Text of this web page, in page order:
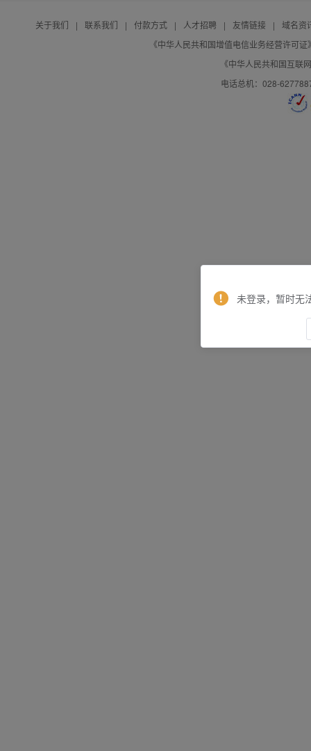
关于我们 | 联系我们 | 付款方式 | 人才招聘 | 友情链接 |
域名资
《中华人民共和国增值电信业务经营许可
《中华人民共和国互联
电话总机：028-
未登录，暂时无